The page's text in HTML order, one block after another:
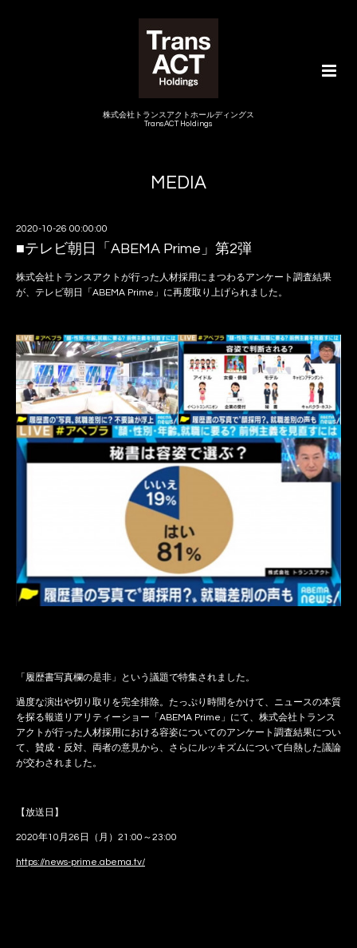
株式会社トランスアクトホールディングス
TransACT Holdings
MEDIA
2020-10-26 00:00:00
■テレビ朝日「ABEMA Prime」第2弾
株式会社トランスアクトが行った人材採用にまつわるアンケート調査結果
が、テレビ朝日「ABEMA Prime」に再度取り上げられました。
「履歴書写真欄の是非」という議題で特集されました。
過度な演出や切り取りを完全排除。たっぷり時間をかけて、ニュースの本質
を探る報道リアリティーショー「ABEMA Prime」にて、株式会社トランス
アクトが行った人材採用における容姿についてのアンケート調査結果につい
て、賛成・反対、両者の意見から、さらにルッキズムについて白熱した議論
が交わされました。
【放送日】
2020年10月26日（月）21:00～23:00
https://news-prime.abema.tv/